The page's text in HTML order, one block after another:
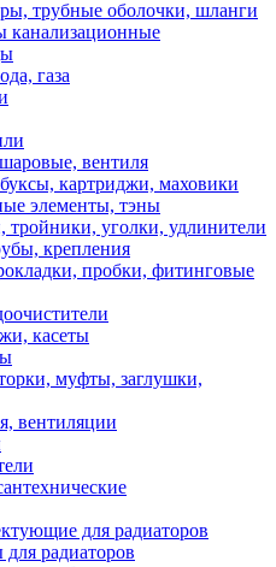
трубные оболочки, шланги
канализационные
газа
вентиля
картриджи, маховики
элементы, тэны
тройники, уголки, удлинители
крепления
пробки, фитинговые
касеты
муфты, заглушки,
вентиляции
для радиаторов
радиаторов